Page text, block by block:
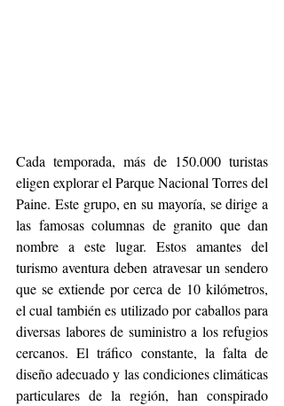
Cada temporada, más de 150.000 turistas
eligen explorar el Parque Nacional Torres del
Paine. Este grupo, en su mayoría, se dirige a
las famosas columnas de granito que dan
nombre a este lugar. Estos amantes del
turismo aventura deben atravesar un sendero
que se extiende por cerca de 10 kilómetros,
el cual también es utilizado por caballos para
diversas labores de suministro a los refugios
cercanos. El tráfico constante, la falta de
diseño adecuado y las condiciones climáticas
particulares de la región, han conspirado